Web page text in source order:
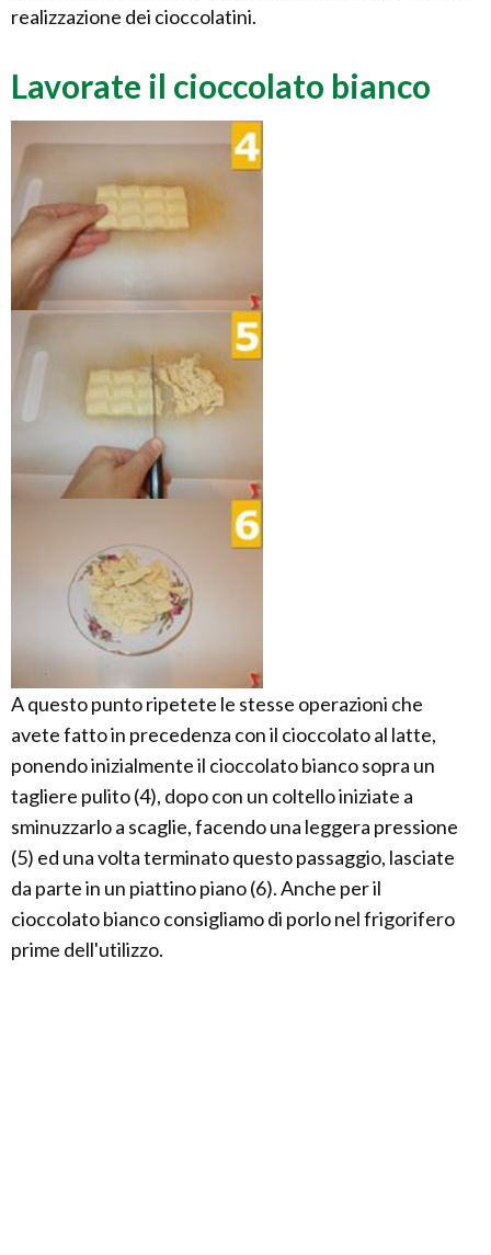
realizzazione dei cioccolatini.
Lavorate il cioccolato bianco
A questo punto ripetete le stesse operazioni che
avete fatto in precedenza con il cioccolato al latte,
ponendo inizialmente il cioccolato bianco sopra un
tagliere pulito (4), dopo con un coltello iniziate a
sminuzzarlo a scaglie, facendo una leggera pressione
(5) ed una volta terminato questo passaggio, lasciate
da parte in un piattino piano (6). Anche per il
cioccolato bianco consigliamo di porlo nel frigorifero
prime dell'utilizzo.